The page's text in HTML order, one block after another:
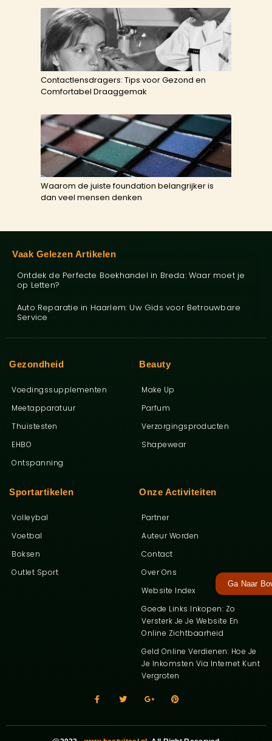
Ga Naar
Contactlensdragers: Tips voor Gezond en
Comfortabel Draaggemak
Waarom de juiste foundation belangrijker is
dan veel mensen denken
Onze Activiteiten
Partner
Auteur Worden
Contact
Over Ons
Website Index
Goede Links Inkopen: Zo
Versterk Je Je Website En
Online Zichtbaarheid
Geld Online Verdienen: Hoe Je
Je Inkomsten Via Internet Kunt
Vergroten
Sportartikelen
Volleybal
Voetbal
Boksen
Outlet Sport
Beauty
Make Up
Parfum
Verzorgingsproducten
Shapewear
Gezondheid
Voedingssupplementen
Meetapparatuur
Thuistesten
EHBO
Ontspanning
Vaak Gelezen Artikelen
Ontdek de Perfecte Boekhandel in Breda: Waar moet je
op Letten?
Auto Reparatie in Haarlem: Uw Gids voor Betrouwbare
Service